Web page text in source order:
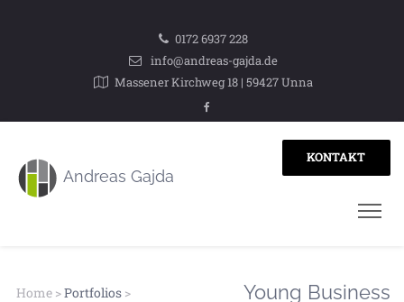
0172 6937 228
info@andreas-gajda.de
Massener Kirchweg 18 | 59427 Unna
KONTAKT
Home >Portfolios >
Young Business